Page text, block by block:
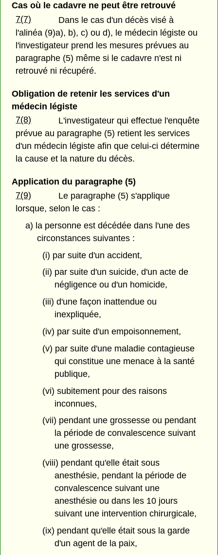
Cas où le cadavre ne peut être retrouvé
7(7)
Dans le cas d'un décès visé à
l'alinéa (9)a), b), c) ou d), le médecin légiste ou
l'investigateur prend les mesures prévues au
paragraphe (5) même si le cadavre n'est ni
retrouvé ni récupéré.
Obligation de retenir les services d'un
médecin légiste
7(8)
L'investigateur qui effectue l'enquête
prévue au paragraphe (5) retient les services
d'un médecin légiste afin que celui-ci détermine
la cause et la nature du décès.
Application du paragraphe (5)
7(9)
Le paragraphe (5) s'applique
lorsque, selon le cas :
a) la personne est décédée dans l'une des
circonstances suivantes :
(i) par suite d'un accident,
(ii) par suite d'un suicide, d'un acte de
négligence ou d'un homicide,
(iii) d'une façon inattendue ou
inexpliquée,
(iv) par suite d'un empoisonnement,
(v) par suite d'une maladie contagieuse
qui constitue une menace à la santé
publique,
(vi) subitement pour des raisons
inconnues,
(vii) pendant une grossesse ou pendant
la période de convalescence suivant
une grossesse,
(viii) pendant qu'elle était sous
anesthésie, pendant la période de
convalescence suivant une
anesthésie ou dans les 10 jours
suivant une intervention chirurgicale,
(ix) pendant qu'elle était sous la garde
d'un agent de la paix,